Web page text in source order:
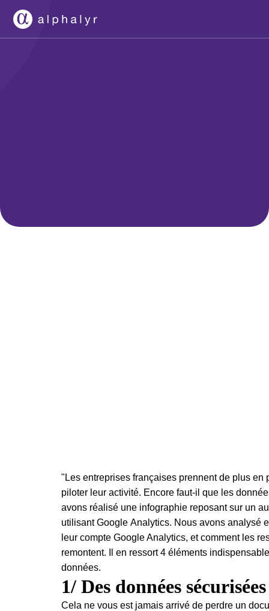
"Les entreprises françaises prennent de plus
piloter leur activité. Encore faut-il que les
avons réalisé une infographie reposant sur un
utilisant Google Analytics. Nous avons analysé
leur compte Google Analytics, et comment les
remontent. Il en ressort 4 éléments
données.
1/ Des données
Cela ne vous est jamais arrivé de perdre un